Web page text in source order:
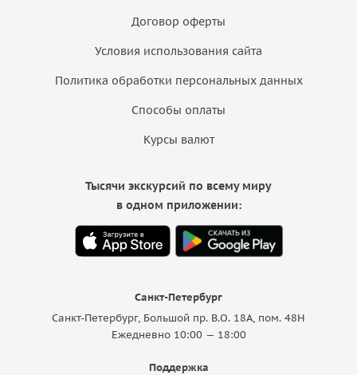
Договор оферты
Условия использования сайта
Политика обработки персональных данных
Способы оплаты
Курсы валют
Санкт-Петербург
Санкт-Петербург, Большой пр. В.О. 18A, пом. 48Н
Ежедневно 10:00 — 18:00
Поддержка
Тысячи экскурсий по всему миру
в одном приложении: